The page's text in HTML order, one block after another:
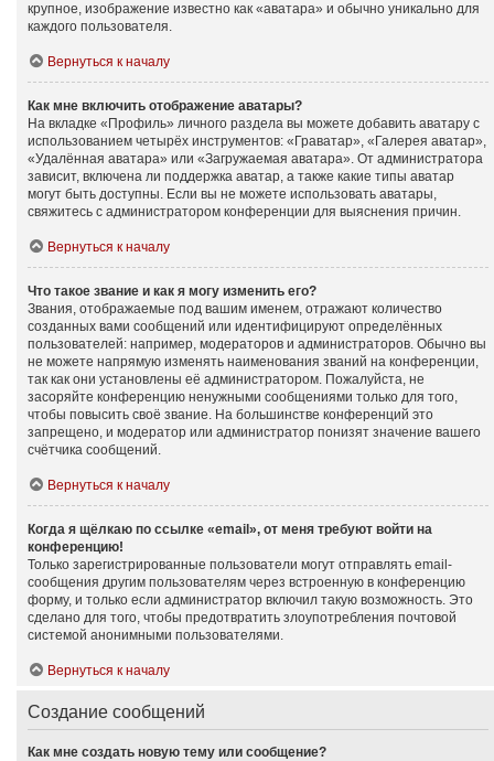
крупное, изображение известно как «аватара» и обычно уникально для
каждого пользователя.
Вернуться к началу
Как мне включить отображение аватары?
На вкладке «Профиль» личного раздела вы можете добавить аватару с
использованием четырёх инструментов: «Граватар», «Галерея аватар»,
«Удалённая аватара» или «Загружаемая аватара». От администратора
зависит, включена ли поддержка аватар, а также какие типы аватар
могут быть доступны. Если вы не можете использовать аватары,
свяжитесь с администратором конференции для выяснения причин.
Вернуться к началу
Что такое звание и как я могу изменить его?
Звания, отображаемые под вашим именем, отражают количество
созданных вами сообщений или идентифицируют определённых
пользователей: например, модераторов и администраторов. Обычно вы
не можете напрямую изменять наименования званий на конференции,
так как они установлены её администратором. Пожалуйста, не
засоряйте конференцию ненужными сообщениями только для того,
чтобы повысить своё звание. На большинстве конференций это
запрещено, и модератор или администратор понизят значение вашего
счётчика сообщений.
Вернуться к началу
Когда я щёлкаю по ссылке «email», от меня требуют войти на
конференцию!
Только зарегистрированные пользователи могут отправлять email-
сообщения другим пользователям через встроенную в конференцию
форму, и только если администратор включил такую возможность. Это
сделано для того, чтобы предотвратить злоупотребления почтовой
системой анонимными пользователями.
Вернуться к началу
Создание сообщений
Как мне создать новую тему или сообщение?